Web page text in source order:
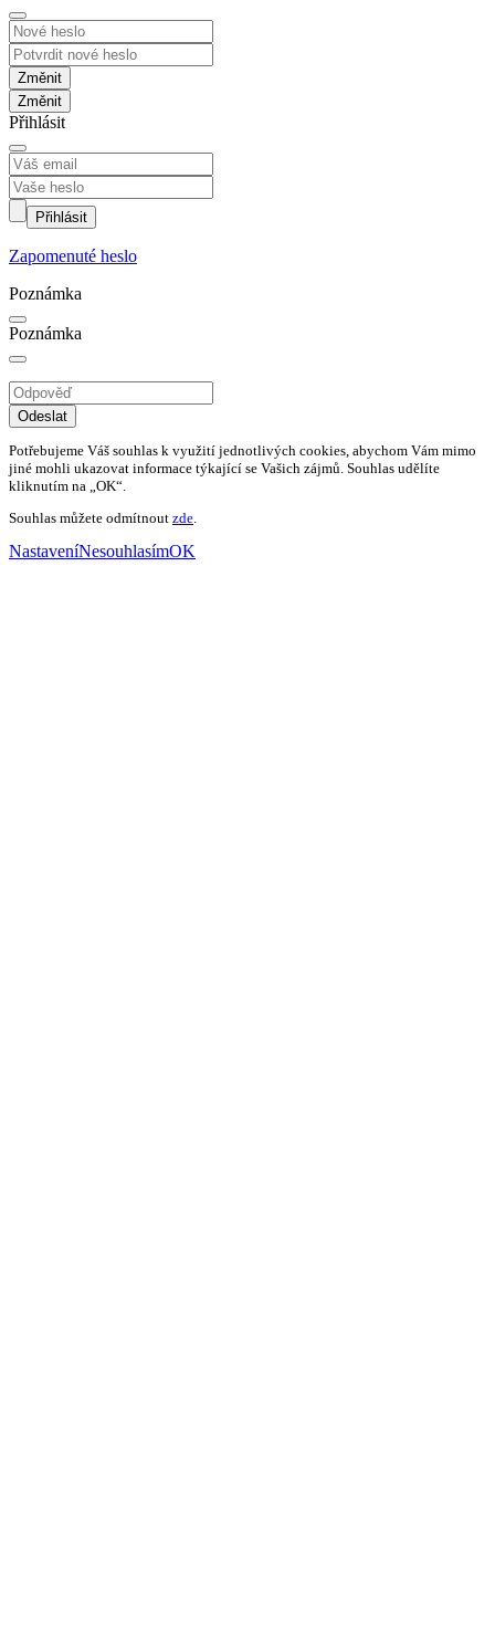
Změnit
Přihlásit
Přihlásit
Zapomenuté heslo
Poznámka
Poznámka
Odeslat
Potřebujeme Váš souhlas k využití jednotlivých cookies, abychom Vám mimo
jiné mohli ukazovat informace týkající se Vašich zájmů. Souhlas udělíte
kliknutím na „OK“.
Souhlas můžete odmítnout zde.
NastaveníNesouhlasímOK